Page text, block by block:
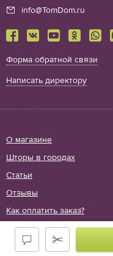
info@TomDom.ru
Форма обратной связи
Написать директору
О магазине
Шторы в городах
Статьи
Отзывы
Как оплатить заказ?
Политика
конфиденциальнсти